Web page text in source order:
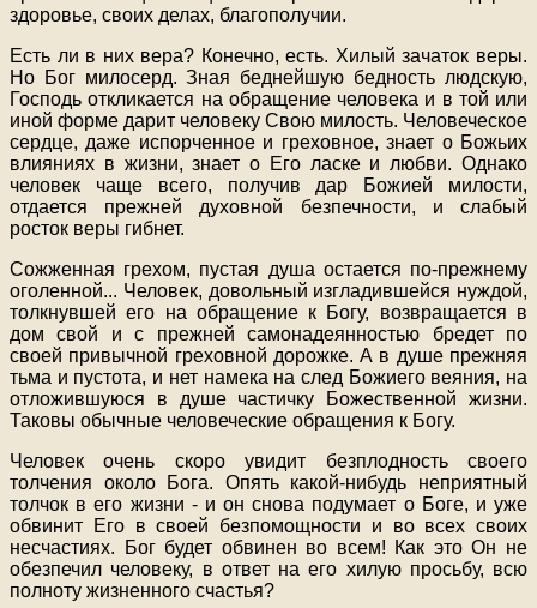
здоровье, своих делах, благополучии.
Есть ли в них вера? Конечно, есть. Хилый зачаток веры.
Но Бог милосерд. Зная беднейшую бедность людскую,
Господь откликается на обращение человека и в той или
иной форме дарит человеку Свою милость. Человеческое
сердце, даже испорченное и греховное, знает о Божьих
влияниях в жизни, знает о Его ласке и любви. Однако
человек чаще всего, получив дар Божией милости,
отдается прежней духовной безпечности, и слабый
росток веры гибнет.
Сожженная грехом, пустая душа остается по-прежнему
оголенной... Человек, довольный изгладившейся нуждой,
толкнувшей его на обращение к Богу, возвращается в
дом свой и с прежней самонадеянностью бредет по
своей привычной греховной дорожке. А в душе прежняя
тьма и пустота, и нет намека на след Божиего веяния, на
отложившуюся в душе частичку Божественной жизни.
Таковы обычные человеческие обращения к Богу.
Человек очень скоро увидит безплодность своего
толчения около Бога. Опять какой-нибудь неприятный
толчок в его жизни - и он снова подумает о Боге, и уже
обвинит Его в своей безпомощности и во всех своих
несчастиях. Бог будет обвинен во всем! Как это Он не
обезпечил человеку, в ответ на его хилую просьбу, всю
полноту жизненного счастья?